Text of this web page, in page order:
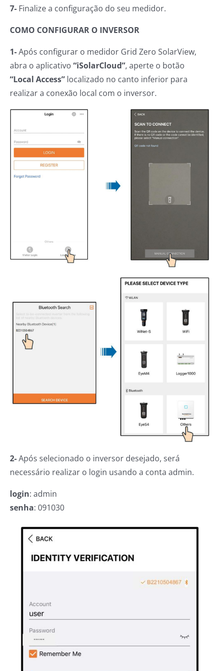
7- Finalize a configuração do seu medidor.
COMO CONFIGURAR O INVERSOR
1-Após configurar o medidor Grid Zero SolarView,
abra o aplicativo “iSolarCloud”, aperte o botão
“Local Access” localizado no canto inferior para
realizar a conexão local com o inversor.
2-Após selecionado o inversor desejado, será
necessário realizar o login usando a conta admin.
login: admin
senha: 091030